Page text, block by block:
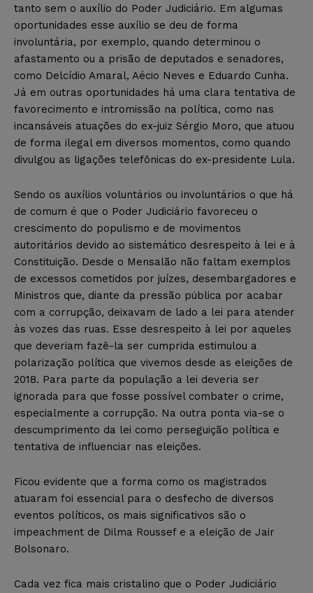
tanto sem o auxílio do Poder Judiciário. Em algumas
oportunidades esse auxílio se deu de forma
involuntária, por exemplo, quando determinou o
afastamento ou a prisão de deputados e senadores,
como Delcídio Amaral, Aécio Neves e Eduardo Cunha.
Já em outras oportunidades há uma clara tentativa de
favorecimento e intromissão na política, como nas
incansáveis atuações do ex-juiz Sérgio Moro, que atuou
de forma ilegal em diversos momentos, como quando
divulgou as ligações telefônicas do ex-presidente Lula.
Sendo os auxílios voluntários ou involuntários o que há
de comum é que o Poder Judiciário favoreceu o
crescimento do populismo e de movimentos
autoritários devido ao sistemático desrespeito à lei e à
Constituição. Desde o Mensalão não faltam exemplos
de excessos cometidos por juízes, desembargadores e
Ministros que, diante da pressão pública por acabar
com a corrupção, deixavam de lado a lei para atender
às vozes das ruas. Esse desrespeito à lei por aqueles
que deveriam fazê-la ser cumprida estimulou a
polarização política que vivemos desde as eleições de
2018. Para parte da população a lei deveria ser
ignorada para que fosse possível combater o crime,
especialmente a corrupção. Na outra ponta via-se o
descumprimento da lei como perseguição política e
tentativa de influenciar nas eleições.
Ficou evidente que a forma como os magistrados
atuaram foi essencial para o desfecho de diversos
eventos políticos, os mais significativos são o
impeachment de Dilma Roussef e a eleição de Jair
Bolsonaro.
Cada vez fica mais cristalino que o Poder Judiciário